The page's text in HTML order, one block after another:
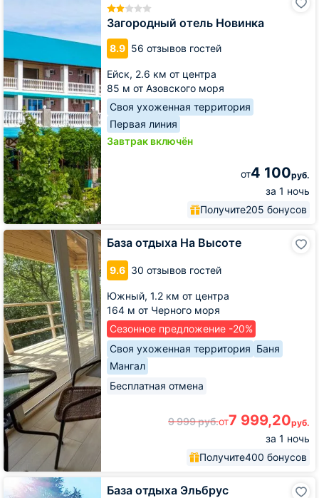
Загородный отель Новинка
8.9 56 отзывов гостей
Ейск, 2.6 км от центра
85 м от Азовского моря
Своя ухоженная территория
Первая линия
Завтрак включён
от4 100руб.
за 1 ночь
Получите205 бонусов
База отдыха На Высоте
9.6 30 отзывов гостей
Южный, 1.2 км от центра
164 м от Черного моря
Сезонное предложение -20%
Своя ухоженная территория Баня
Мангал
Бесплатная отмена
9 999руб.от7 999,20руб.
за 1 ночь
Получите400 бонусов
База
отдыха
На
Высоте
База отдыха Эльбрус
отдыха